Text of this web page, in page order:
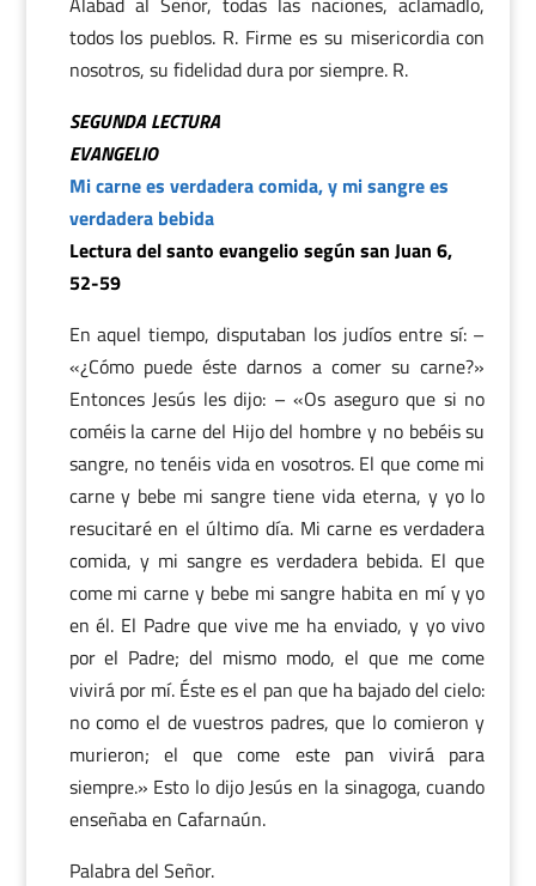
todos los pueblos. R. Firme es su misericordia con
nosotros, su fidelidad dura por siempre. R.
SEGUNDA LECTURA
EVANGELIO
Mi carne es verdadera comida, y mi sangre es
verdadera bebida
Lectura del santo evangelio según san Juan 6,
52-59
En aquel tiempo, disputaban los judíos entre sí: –
«¿Cómo puede éste darnos a comer su carne?»
Entonces Jesús les dijo: – «Os aseguro que si no
coméis la carne del Hijo del hombre y no bebéis su
sangre, no tenéis vida en vosotros. El que come mi
carne y bebe mi sangre tiene vida eterna, y yo lo
resucitaré en el último día. Mi carne es verdadera
comida, y mi sangre es verdadera bebida. El que
come mi carne y bebe mi sangre habita en mí y yo
en él. El Padre que vive me ha enviado, y yo vivo
por el Padre; del mismo modo, el que me come
vivirá por mí. Éste es el pan que ha bajado del cielo:
no como el de vuestros padres, que lo comieron y
murieron; el que come este pan vivirá para
siempre.» Esto lo dijo Jesús en la sinagoga, cuando
enseñaba en Cafarnaún.
Palabra del Señor.